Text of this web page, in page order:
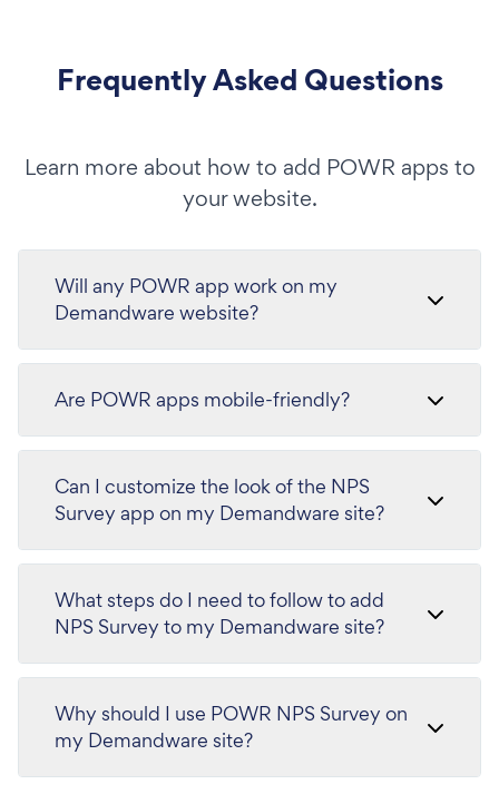
Frequently Asked Questions
Learn more about how to add POWR apps to
your website.
Will any POWR app work on my
Demandware website?
Are POWR apps mobile-friendly?
Can I customize the look of the NPS
Survey app on my Demandware site?
What steps do I need to follow to add
NPS Survey to my Demandware site?
Why should I use POWR NPS Survey on
my Demandware site?